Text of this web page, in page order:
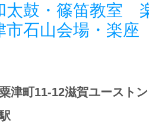
掲載のお問
サイトマッ
太鼓・篠笛教室
市石山会場・楽座
津町11-12滋賀ユースト